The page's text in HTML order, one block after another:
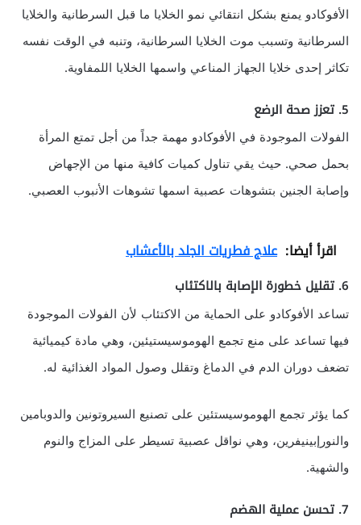
الأفوكادو يمنع بشكل انتقائي نمو الخلايا ما قبل السرطانية والخلايا
السرطانية وتسبب موت الخلايا السرطانية، وتنبه في الوقت نفسه
تكاثر إحدى خلايا الجهاز المناعي واسمها الخلايا اللمفاوية.
5. تعزز صحة الرضع
الفولات الموجودة في الأفوكادو مهمة جداً من أجل تمتع المرأة
بحمل صحي. حيث يقي تناول كميات كافية منها من الإجهاض
وإصابة الجنين بتشوهات عصبية اسمها تشوهات الأنبوب العصبي.
اقرأ أيضا: علاج فطريات الجلد بالأعشاب
6. تقليل خطورة الإصابة بالاكتئاب
تساعد الأفوكادو على الحماية من الاكتئاب لأن الفولات الموجودة
فيها تساعد على منع تجمع الهوموسيستيئين، وهي مادة كيميائية
تضعف دوران الدم في الدماغ وتقلل وصول المواد الغذائية له.
كما يؤثر تجمع الهوموسيستئين على تصنيع السيروتونين والدوبامين
والنورإبينيفرين، وهي نواقل عصبية تسيطر على المزاج والنوم
والشهية.
7. تحسن عملية الهضم